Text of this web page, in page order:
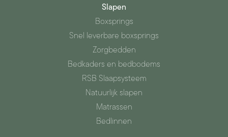
Slapen
Boxsprings
Snel leverbare boxsprings
Zorgbedden
Bedkaders en bedbodems
RSB Slaapsysteem
Natuurlijk slapen
Matrassen
Bedlinnen